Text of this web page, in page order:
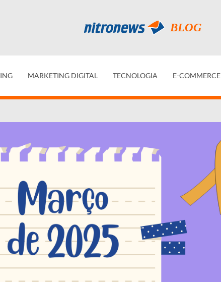
MARKETING DIGITAL TECNOLOGIA E-COMMERCE